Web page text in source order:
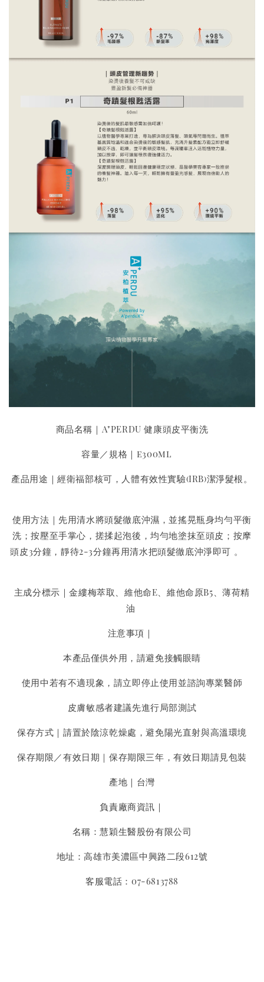
商品名稱｜A⁺PERDU 健康頭皮平衡洗
容量／規格｜e300ml
產品用途｜經衛福部核可，人體有效性實驗(IRB)潔淨髮根。
使用方法｜先用清水將頭髮徹底沖濕，並搖晃瓶身均勻平衡
洗；按壓至手掌心，搓揉起泡後，均勻地塗抹至頭皮；按摩
頭皮3分鐘，靜待2-3分鐘再用清水把頭髮徹底沖淨即可 。
主成分標示｜金縷梅萃取、維他命E、維他命原B5、薄荷精
油
注意事項｜
本產品僅供外用，請避免接觸眼睛
使用中若有不適現象，請立即停止使用並諮詢專業醫師
皮膚敏感者建議先進行局部測試
保存方式｜請置於陰涼乾燥處，避免陽光直射與高溫環境
保存期限／有效日期｜保存期限三年，有效日期請見包裝
產地｜台灣
負責廠商資訊｜
名稱：慧穎生醫股份有限公司
地址：高雄市美濃區中興路二段612號
客服電話：07-6813788